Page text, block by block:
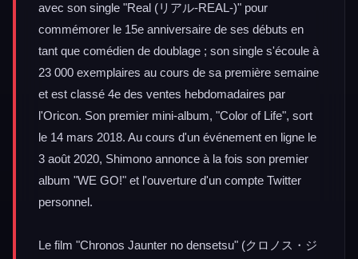
avec son single "Real (リアル-REAL-)" pour
commémorer le 15e anniversaire de ses débuts en
tant que comédien de doublage ; son single s'écoule à
23 000 exemplaires au cours de sa première semaine
et est classé 4e des ventes hebdomadaires par
l'Oricon. Son premier mini-album, "Color of Life", sort
le 14 mars 2018. Au cours d'un événement en ligne le
3 août 2020, Shimono annonce à la fois son premier
album "WE GO!" et l'ouverture d'un compte Twitter
personnel.
Le film "Chronos Jaunter no densetsu" (クロノス・ジ